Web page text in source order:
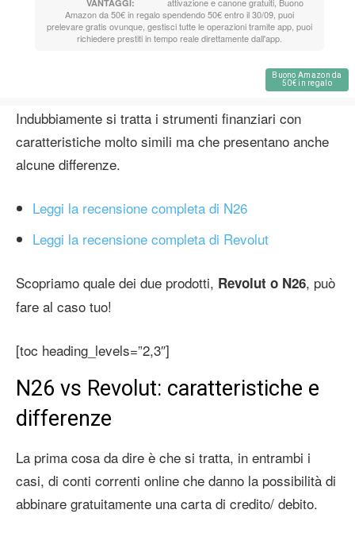
VANTAGGI:
Amazon da 50€ in regalo spendendo 50€ entro il 30/09, puoi
prelevare gratis ovunque, gestisci tutte le operazioni tramite app, puoi
richiedere prestiti in tempo reale direttamente dall'app.
Buono Amazon da
50€ in regalo
Indubbiamente si tratta i strumenti finanziari con
caratteristiche molto simili ma che presentano anche
alcune differenze.
Leggi la recensione completa di N26
Leggi la recensione completa di Revolut
Scopriamo quale dei due prodotti, Revolut o N26, può
fare al caso tuo!
[toc heading_levels=”2,3″]
N26 vs Revolut: caratteristiche e
differenze
La prima cosa da dire è che si tratta, in entrambi i
casi, di conti correnti online che danno la possibilità di
abbinare gratuitamente una carta di credito/ debito.